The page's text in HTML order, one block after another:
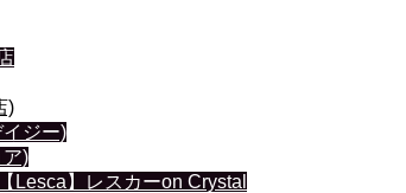
)
ジー)
)
Lesca】レスカーon Crystal